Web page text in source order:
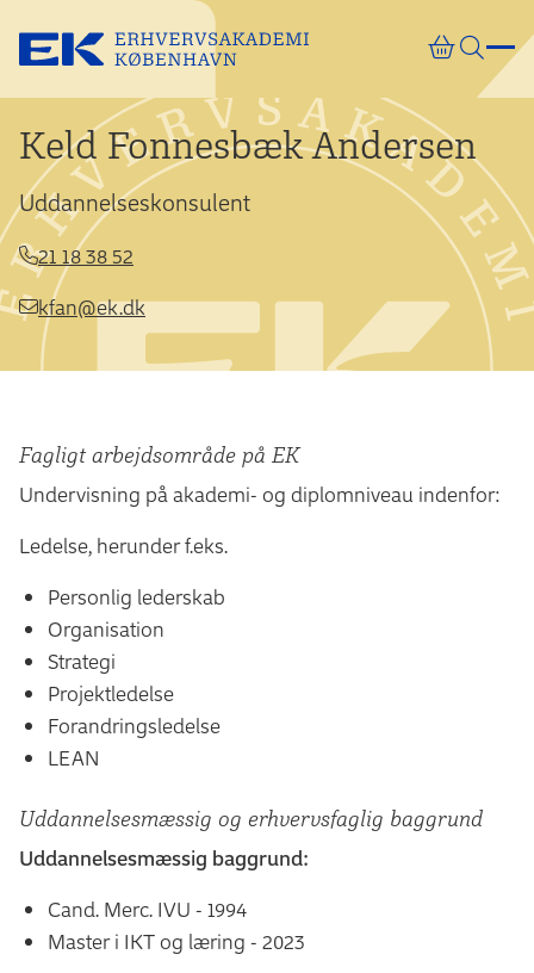
Keld Fonnesbæk Andersen
Uddannelseskonsulent
21 18 38 52
kfan@ek.dk
Fagligt arbejdsområde på EK
Undervisning på akademi- og diplomniveau indenfor:
Ledelse, herunder f.eks.
Personlig lederskab
Organisation
Strategi
Projektledelse
Forandringsledelse
LEAN
Uddannelsesmæssig og erhvervsfaglig baggrund
Uddannelsesmæssig baggrund:
Cand. Merc. IVU - 1994
Master i IKT og læring - 2023